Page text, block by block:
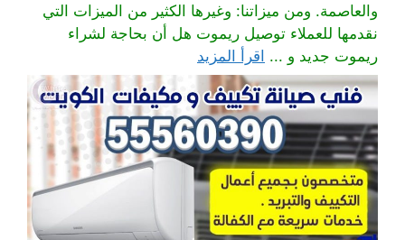
والعاصمة. ومن ميزاتنا: وغيرها الكثير من الميزات التي
نقدمها للعملاء توصيل ريموت هل أن بحاجة لشراء
ريموت جديد و ... اقرأ المزيد